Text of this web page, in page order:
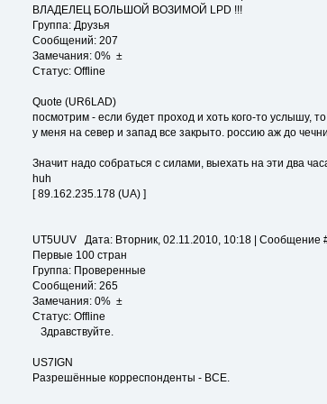
ВЛАДЕЛЕЦ БОЛЬШОЙ ВОЗИМОЙ LPD !!!
Группа: Друзья
Сообщений: 207
Замечания: 0% ±
Статус: Offline
Quote (UR6LAD)
посмотрим - если будет проход и хоть кого-то услышу,
у меня на север и запад все закрыто. россию аж до
Значит надо собраться с силами, выехать на эти два
huh
[ 89.162.235.178 (UA) ]
UT5UUV Дата: Вторник, 02.11.2010, 10:18 | Сообщение
Первые 100 стран
Группа: Проверенные
Сообщений: 265
Замечания: 0% ±
Статус: Offline
Здравствуйте.
US7IGN
Разрешённые корреспонденты - ВСЕ.